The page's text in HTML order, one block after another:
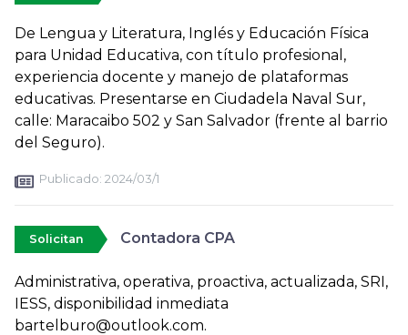
De Lengua y Literatura, Inglés y Educación Física
para Unidad Educativa, con título profesional,
experiencia docente y manejo de plataformas
educativas. Presentarse en Ciudadela Naval Sur,
calle: Maracaibo 502 y San Salvador (frente al barrio
del Seguro).
Publicado: 2024/03/1
Solicitan Contadora CPA
Administrativa, operativa, proactiva, actualizada, SRI,
IESS, disponibilidad inmediata
bartelburo@outlook.com.